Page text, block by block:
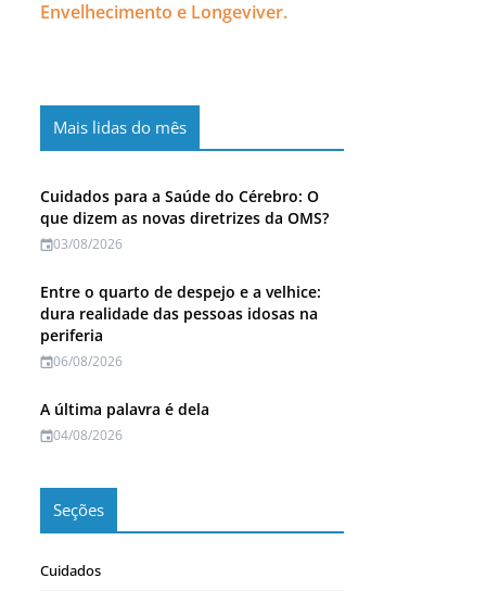
Envelhecimento e Longeviver.
Mais lidas do mês
Cuidados para a Saúde do Cérebro: O
que dizem as novas diretrizes da OMS?
03/08/2026
Entre o quarto de despejo e a velhice:
dura realidade das pessoas idosas na
periferia
06/08/2026
A última palavra é dela
04/08/2026
Seções
Cuidados